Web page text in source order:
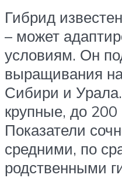
Гибрид
– может
условиям. Он
выращивания
Сибири и
крупные, до 200
Показатели
средними, по
родственными